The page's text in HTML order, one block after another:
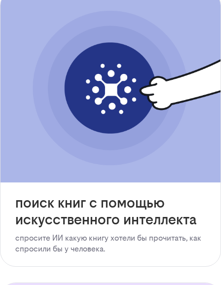
поиск книг с помощью
искусственного интеллекта
спросите ИИ какую книгу хотели бы прочитать, как
спросили бы у человека.